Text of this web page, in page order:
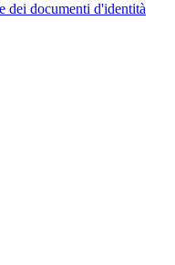
dei documenti d'identità